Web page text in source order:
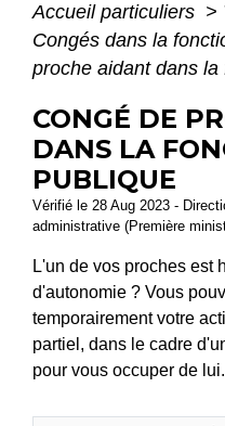
Accueil particuliers >
Congés dans la
proche aidant dans
CONGÉ DE
DANS LA
PUBLIQUE
Vérifié le 28 Aug 2023 -
administrative (Première
L'un de vos proches est
d'autonomie ? Vous
temporairement votre
partiel, dans le cadre
pour vous occuper de lui.